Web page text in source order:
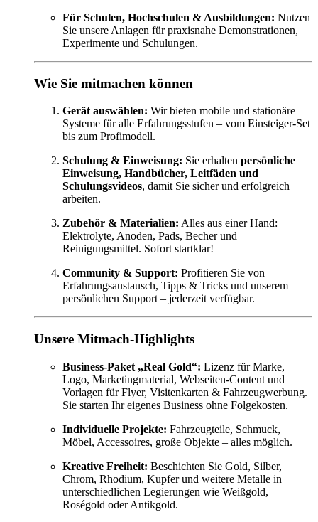
Für Schulen, Hochschulen & Ausbildungen: Nutzen
Sie unsere Anlagen für praxisnahe Demonstrationen,
Experimente und Schulungen.
Wie Sie mitmachen können
Gerät auswählen: Wir bieten mobile und stationäre
Systeme für alle Erfahrungsstufen – vom Einsteiger-Set
bis zum Profimodell.
Schulung & Einweisung: Sie erhalten persönliche
Einweisung, Handbücher, Leitfäden und
Schulungsvideos, damit Sie sicher und erfolgreich
arbeiten.
Zubehör & Materialien: Alles aus einer Hand:
Elektrolyte, Anoden, Pads, Becher und
Reinigungsmittel. Sofort startklar!
Community & Support: Profitieren Sie von
Erfahrungsaustausch, Tipps & Tricks und unserem
persönlichen Support – jederzeit verfügbar.
Unsere Mitmach-Highlights
Business-Paket „Real Gold“: Lizenz für Marke,
Logo, Marketingmaterial, Webseiten-Content und
Vorlagen für Flyer, Visitenkarten & Fahrzeugwerbung.
Sie starten Ihr eigenes Business ohne Folgekosten.
Individuelle Projekte: Fahrzeugteile, Schmuck,
Möbel, Accessoires, große Objekte – alles möglich.
Kreative Freiheit: Beschichten Sie Gold, Silber,
Chrom, Rhodium, Kupfer und weitere Metalle in
unterschiedlichen Legierungen wie Weißgold,
Roségold oder Antikgold.